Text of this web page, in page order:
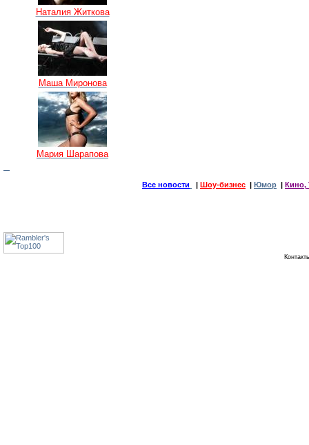
Наталия Житкова
Маша Миронова
Мария Шарапова
Все новости Шоу-бизнес Юмор Кино,